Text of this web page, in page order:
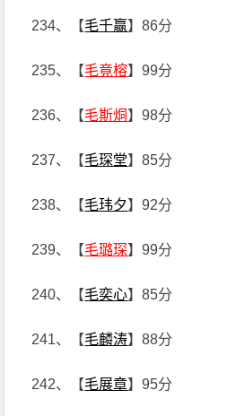
234、【毛千赢】86分
235、【毛竟榕】99分
236、【毛斯烔 】98分
237、【毛琛堂】85分
238、【毛玮夕】92分
239、【毛璐琛】99分
240、【毛奕心】85分
241、【毛麟涛】88分
242、【毛展章】95分